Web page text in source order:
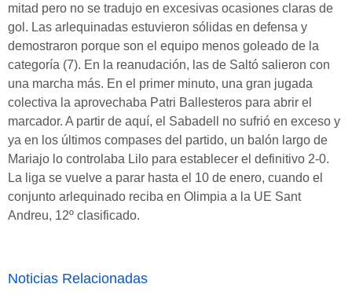
mitad pero no se tradujo en excesivas ocasiones claras de
gol. Las arlequinadas estuvieron sólidas en defensa y
demostraron porque son el equipo menos goleado de la
categoría (7). En la reanudación, las de Saltó salieron con
una marcha más. En el primer minuto, una gran jugada
colectiva la aprovechaba Patri Ballesteros para abrir el
marcador. A partir de aquí, el Sabadell no sufrió en exceso y
ya en los últimos compases del partido, un balón largo de
Mariajo lo controlaba Lilo para establecer el definitivo 2-0.
La liga se vuelve a parar hasta el 10 de enero, cuando el
conjunto arlequinado reciba en Olimpia a la UE Sant
Andreu, 12º clasificado.
Noticias Relacionadas